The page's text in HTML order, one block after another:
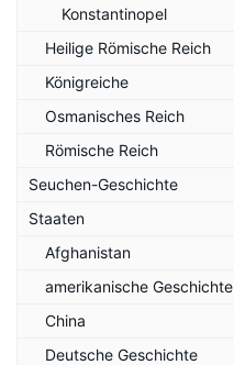
Konstantinopel
Heilige Römische Reich
Königreiche
Osmanisches Reich
Römische Reich
Seuchen-Geschichte
Staaten
Afghanistan
amerikanische Geschichte
China
Deutsche Geschichte